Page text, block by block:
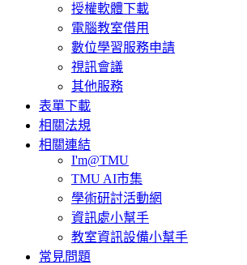
授權軟體下載
電腦教室借用
數位學習服務申請
視訊會議
其他服務
表單下載
相關法規
相關連結
I'm@TMU
TMU AI市集
學術研討活動網
資訊處小幫手
教室資訊設備小幫手
常見問題